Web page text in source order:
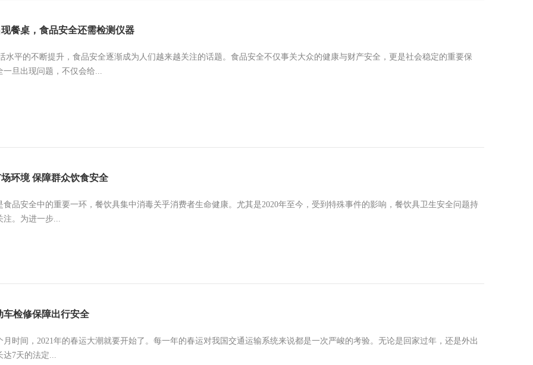
餐桌，食品安全还需检测仪器
的不断提升，食品安全逐渐成为人们越来越关注的话题。食品安全不仅事关大众的健康与财产安全，更是社会稳定的重要保
一旦出现问题，不仅会给...
环境 保障群众饮食安全
食品安全中的重要一环，餐饮具集中消毒关乎消费者生命健康。尤其是2020年至今，受到特殊事件的影响，餐饮具卫生安全问题持
注。为进一步...
车检修保障出行安全
月时间，2021年的春运大潮就要开始了。每一年的春运对我国交通运输系统来说都是一次严峻的考验。无论是回家过年，还是外出
达7天的法定...